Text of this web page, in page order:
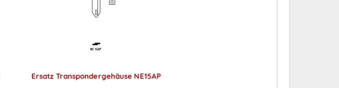
Ersatz Transpondergehäuse NE15AP